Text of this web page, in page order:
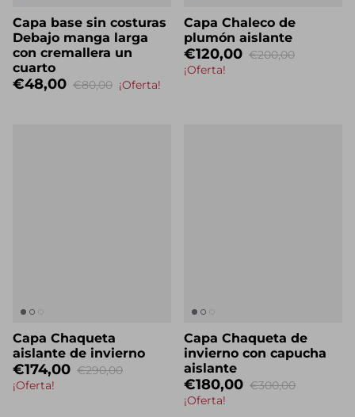
Capa base sin costuras
Debajo manga larga
con cremallera un
cuarto
€48,00 €80,00 ¡Oferta!
Capa Chaleco de
plumón aislante
€120,00 €200,00
¡Oferta!
Capa Chaqueta
aislante de invierno
€174,00 €290,00
¡Oferta!
Capa Chaqueta de
invierno con capucha
aislante
€180,00 €300,00
¡Oferta!